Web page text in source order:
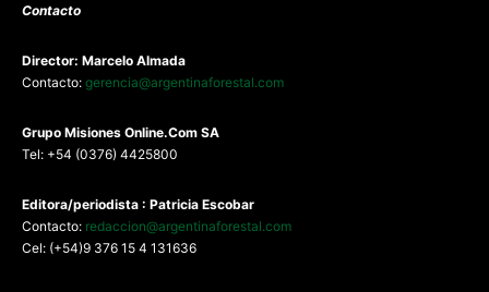
Contacto
Director: Marcelo Almada
Contacto: gerencia@argentinaforestal.com
Grupo Misiones Online.Com SA
Tel: +54 (0376) 4425800
Editora/periodista : Patricia Escobar
Contacto: redaccion@argentinaforestal.com
Cel: (+54)9 376 15 4 131636